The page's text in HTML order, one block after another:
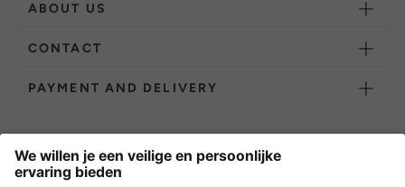
ABOUT US
CONTACT
PAYMENT AND DELIVERY
Nederland